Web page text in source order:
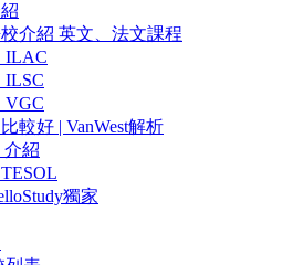
介紹 英文、法文課程
ILAC
ILSC
VGC
較好 | VanWest解析
介紹
獨家